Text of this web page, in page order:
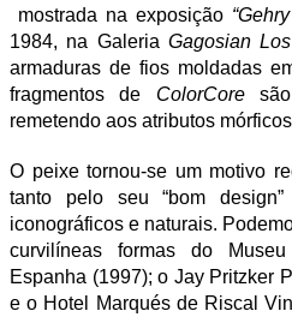
mostrada na exposição
1984, na Galeria Gagosian
armaduras de fios moldadas
fragmentos de ColorCoresão
remetendo aos atributos
O peixe tornou-se um motivo
tanto pelo seu “bom
iconográficos e naturais.
curvilíneas formas do
Espanha (1997); o Jay Pritzker
e o Hotel Marqués de Riscal